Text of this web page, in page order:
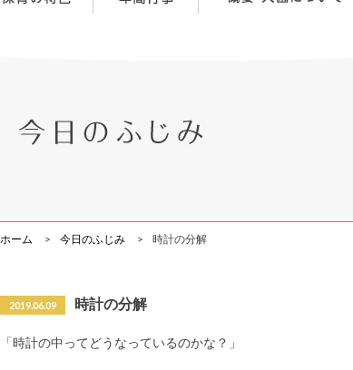
ホーム 今日のふじみ 時計の分解
2019.06.09 時計の分解
「時計の中ってどうなっているのかな？」